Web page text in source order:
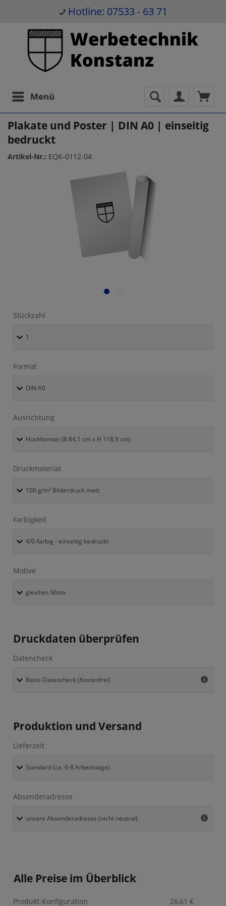
Hotline: 07533 - 63 71
Menü
Plakate und Poster | DIN A0 | einseitig
bedruckt
Artikel-Nr.: EQK-0112-04
Stückzahl
Format
Ausrichtung
Druckmaterial
Farbigkeit
Motive
Druckdaten überprüfen
Datencheck
Produktion und Versand
Lieferzeit
Absenderadresse
Alle Preise im Überblick
Produkt-Konfiguration 26,61 €